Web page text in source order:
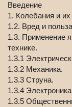
Введение
1. Колебания и их
1.2. Вред и
1.3. Применение
технике.
1.3.1
1.3.2 Механика.
1.3.3 Струна.
1.3.4
1.3.5